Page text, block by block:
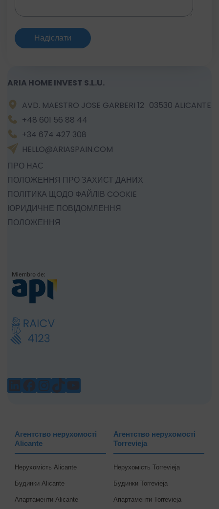
ARIA HOME INVEST S.L.U.
AVD. MAESTRO JOSE GARBERI 12 03530 ALICANTE
+48 601 56 88 44
+34 674 427 308
HELLO@ARIASPAIN.COM
ПРО НАС
ПОЛОЖЕННЯ ПРО ЗАХИСТ ДАНИХ
ПОЛІТИКА ЩОДО ФАЙЛІВ COOKIE
ЮРИДИЧНЕ ПОВІДОМЛЕННЯ
ПОЛОЖЕННЯ
LINKEDIN FACEBOOK INSTAGRAM TIKTOK YOUTUBE
Агентство нерухомості
Alicante
Нерухомість Alicante
Будинки Alicante
Апартаменти Alicante
Агентство нерухомості
Torrevieja
Нерухомість Torrevieja
Будинки Torrevieja
Апартаменти Torrevieja